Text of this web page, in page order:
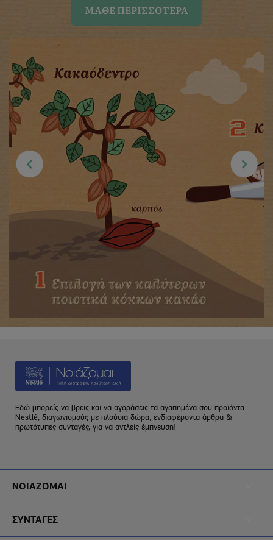
ΜΆΘΕ ΠΕΡΙΣΣΌΤΕΡΑ
Εδώ μπορείς να βρεις και να αγοράσεις τα αγαπημένα σου προϊόντα
Nestlé, διαγωνισμούς με πλούσια δώρα, ενδιαφέροντα άρθρα &
πρωτότυπες συνταγές, για να αντλείς έμπνευση!
ΝΟΙΑΖΟΜΑΙ
ΣΥΝΤΑΓΕΣ